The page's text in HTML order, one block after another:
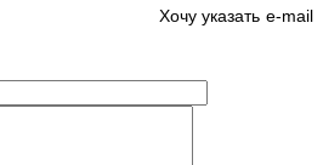
e-mail